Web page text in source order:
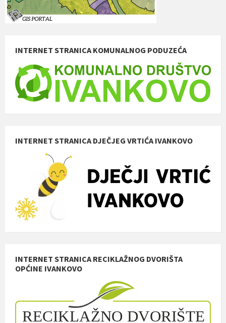
INTERNET STRANICA KOMUNALNOG PODUZEĆA
INTERNET STRANICA DJEČJEG VRTIĆA IVANKOVO
INTERNET STRANICA RECIKLAŽNOG DVORIŠTA
OPĆINE IVANKOVO